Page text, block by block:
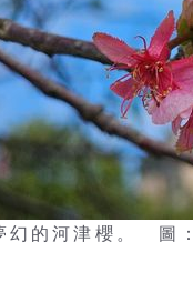
幻的河津櫻。 圖